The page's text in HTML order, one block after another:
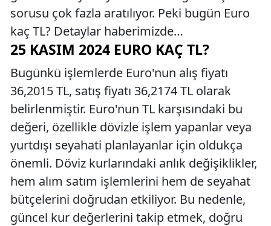
sorusu çok fazla aratılıyor. Peki bugün Euro
kaç TL? Detaylar haberimizde…
25 KASIM 2024 EURO KAÇ TL?
Bugünkü işlemlerde Euro'nun alış fiyatı
36,2015 TL, satış fiyatı 36,2174 TL olarak
belirlenmiştir. Euro'nun TL karşısındaki bu
değeri, özellikle dövizle işlem yapanlar veya
yurtdışı seyahati planlayanlar için oldukça
önemli. Döviz kurlarındaki anlık değişiklikler,
hem alım satım işlemlerini hem de seyahat
bütçelerini doğrudan etkiliyor. Bu nedenle,
güncel kur değerlerini takip etmek, doğru